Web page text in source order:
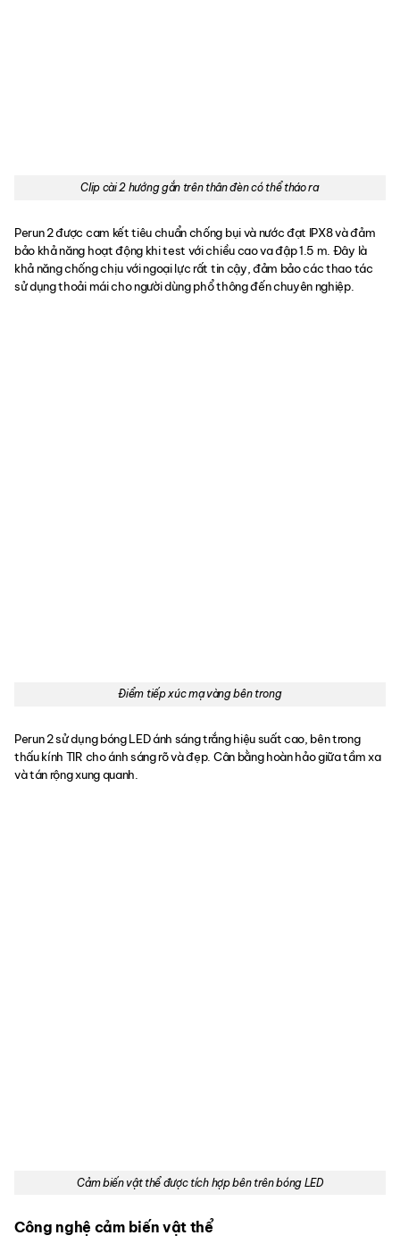
Clip cài 2 hướng gắn trên thân đèn có thể tháo ra
Perun 2 được cam kết tiêu chuẩn chống bụi và nước đạt IPX8 và đảm
bảo khả năng hoạt động khi test với chiều cao va đập 1.5 m. Đây là
khả năng chống chịu với ngoại lực rất tin cậy, đảm bảo các thao tác
sử dụng thoải mái cho người dùng phổ thông đến chuyên nghiệp.
Điểm tiếp xúc mạ vàng bên trong
Perun 2 sử dụng bóng LED ánh sáng trắng hiệu suất cao, bên trong
thấu kính TIR cho ánh sáng rõ và đẹp. Cân bằng hoàn hảo giữa tầm xa
và tán rộng xung quanh.
Cảm biến vật thể được tích hợp bên trên bóng LED
Công nghệ cảm biến vật thể